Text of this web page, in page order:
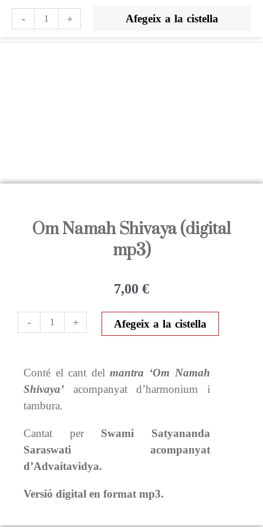
Vés
Om Namah Shivaya (digital
mp3)
7,00 €
-
quantitat
de
Namah
Shivaya
(digital
+ Afegeix a la cistella
Conté el cant delmantra ‘Om Namah
Shivaya’
acompanyat d’harmonium i
tambura.
Cantat per Swami Satyananda
Saraswati acompanyat
d’Advaitavidya.
Versió digital en format mp3.
-
quantitat
+ Afegeix a la cistella